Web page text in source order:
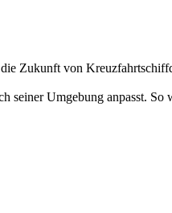
Zukunft von
seiner Umgebung anpasst. So